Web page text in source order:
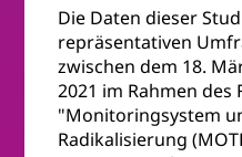
Die Daten dieser
repräsentativen
zwischen dem 18.
2021 im Rahmen
"Monitoringsystem
Radikalisierung